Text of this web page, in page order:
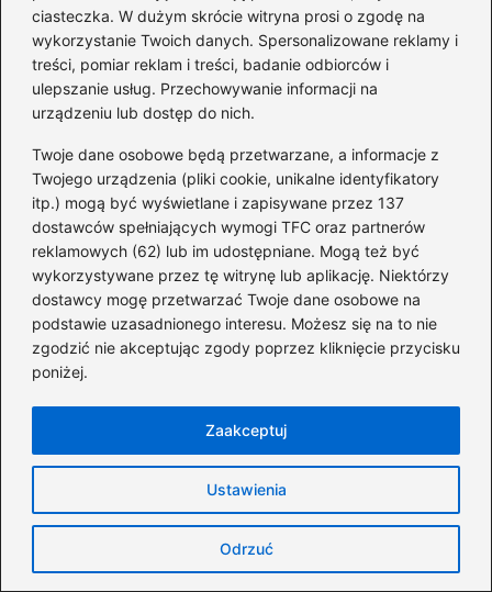
ciasteczka. W dużym skrócie witryna prosi o zgodę na
wykorzystanie Twoich danych. Spersonalizowane reklamy i
treści, pomiar reklam i treści, badanie odbiorców i
ulepszanie usług. Przechowywanie informacji na
urządzeniu lub dostęp do nich.
Twoje dane osobowe będą przetwarzane, a informacje z
Twojego urządzenia (pliki cookie, unikalne identyfikatory
itp.) mogą być wyświetlane i zapisywane przez 137
dostawców spełniających wymogi TFC oraz partnerów
reklamowych (62) lub im udostępniane. Mogą też być
wykorzystywane przez tę witrynę lub aplikację. Niektórzy
dostawcy mogę przetwarzać Twoje dane osobowe na
podstawie uzasadnionego interesu. Możesz się na to nie
zgodzić nie akceptując zgody poprzez kliknięcie przycisku
poniżej.
Ustawienia
Odrzuć
Zaakceptuj
po prostu rewelacyjne!
Źródła:
prestige-kalisz
https://eldom.eu/roboty-kuchenne
https://eldom.eu/urzadzenia-kuchenne
https://eldom.eu/wyposazenie-domu
https://eldom.eu/pl/collection/Produkty-polecane/4
https://eldom.eu/rozdrabniacz-do-warzyw-jaki-wybrac
https://promis.pl/produkt/frytkownica-beztluszczowa-